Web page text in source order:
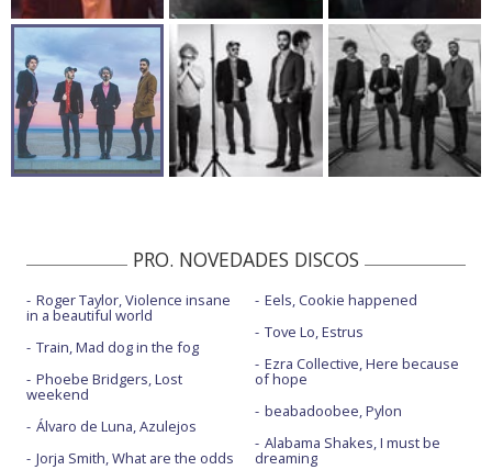
PRO. NOVEDADES DISCOS
Roger Taylor, Violence insane
in a beautiful world
Train, Mad dog in the fog
Phoebe Bridgers, Lost
weekend
Álvaro de Luna, Azulejos
Jorja Smith, What are the odds
Eels, Cookie happened
Tove Lo, Estrus
Ezra Collective, Here because
of hope
beabadoobee, Pylon
Alabama Shakes, I must be
dreaming